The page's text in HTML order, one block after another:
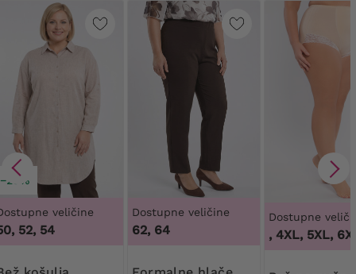
−29%
veličine
52, 54
Dostupne veličine
62, 64
Dostupne
3XL, 4XL, 5XL,